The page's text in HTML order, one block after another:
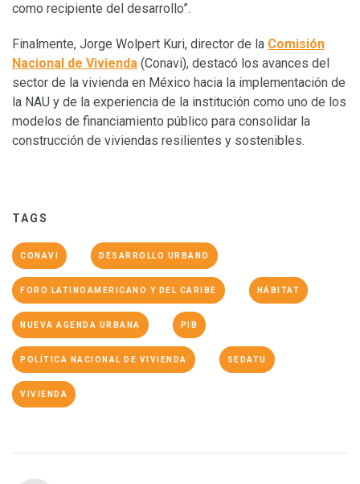
como recipiente del desarrollo”.
Finalmente, Jorge Wolpert Kuri, director de la Comisión
Nacional de Vivienda (Conavi), destacó los avances del
sector de la vivienda en México hacia la implementación de
la NAU y de la experiencia de la institución como uno de los
modelos de financiamiento público para consolidar la
construcción de viviendas resilientes y sostenibles.
TAGS
CONAVI DESARROLLO URBANO
FORO LATINOAMERICANO Y DEL CARIBE HÁBITAT
NUEVA AGENDA URBANA PIB
POLÍTICA NACIONAL DE VIVIENDA SEDATU
VIVIENDA